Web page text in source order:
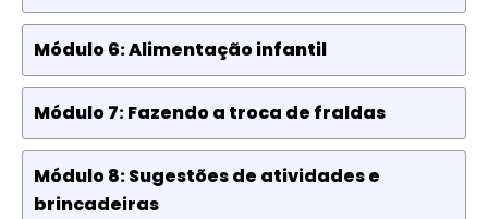
Módulo 6: Alimentação infantil
Módulo 7: Fazendo a troca de fraldas
Módulo 8: Sugestões de atividades e
brincadeiras